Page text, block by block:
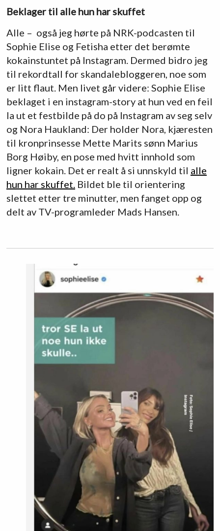
Beklager til alle hun har skuffet
Alle – også jeg hørte på NRK-podcasten til
Sophie Elise og Fetisha etter det berømte
kokainstuntet på Instagram. Dermed bidro jeg
til rekordtall for skandalebloggeren, noe som
er litt flaut. Men livet går videre: Sophie Elise
beklaget i en instagram-story at hun ved en feil
la ut et festbilde på do på Instagram av seg selv
og Nora Haukland: Der holder Nora, kjæresten
til kronprinsesse Mette Marits sønn Marius
Borg Høiby, en pose med hvitt innhold som
ligner kokain. Det er realt å si unnskyld til alle
hun har skuffet. Bildet ble til orientering
slettet etter tre minutter, men fanget opp og
delt av TV-programleder Mads Hansen.